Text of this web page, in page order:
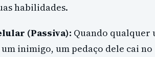
habilidades.
(Passiva): Quando qualquer
inimigo, um pedaço dele cai